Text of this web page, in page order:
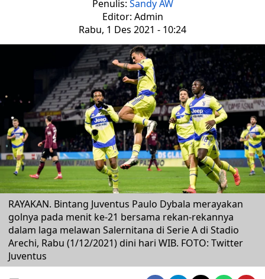
Penulis: Sandy AW
Editor: Admin
Rabu, 1 Des 2021 - 10:24
RAYAKAN. Bintang Juventus Paulo Dybala merayakan
golnya pada menit ke-21 bersama rekan-rekannya
dalam laga melawan Salernitana di Serie A di Stadio
Arechi, Rabu (1/12/2021) dini hari WIB. FOTO: Twitter
Juventus